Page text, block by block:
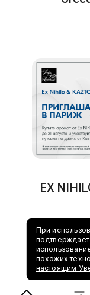
EX
При
похожих
настоящим